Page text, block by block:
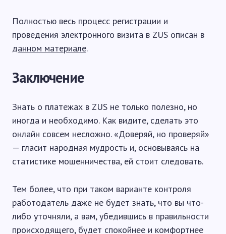
Полностью весь процесс регистрации и
проведения электронного визита в ZUS описан в
данном материале.
Заключение
Знать о платежах в ZUS не только полезно, но
иногда и необходимо. Как видите, сделать это
онлайн совсем несложно. «Доверяй, но проверяй»
— гласит народная мудрость и, основываясь на
статистике мошенничества, ей стоит следовать.
Тем более, что при таком варианте контроля
работодатель даже не будет знать, что вы что-
либо уточняли, а вам, убедившись в правильности
происходящего, будет спокойнее и комфортнее